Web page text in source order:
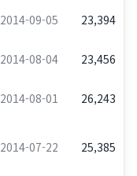
2014-09-05 23,394
2014-08-04 23,456
2014-08-01 26,243
2014-07-22 25,385